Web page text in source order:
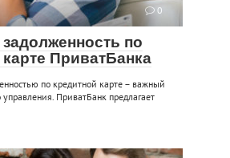
0
задолженность по
ПриватБанка
по кредитной карте – важный
управления. ПриватБанк предлагает